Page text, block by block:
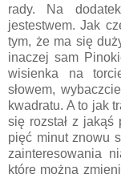
rady. Na
jestestwem. Jak
tym, że ma się
inaczej sam
wisienka na
słowem,
kwadratu. A to jak
się rozstał z
pięć minut znowu
zainteresowania
które można